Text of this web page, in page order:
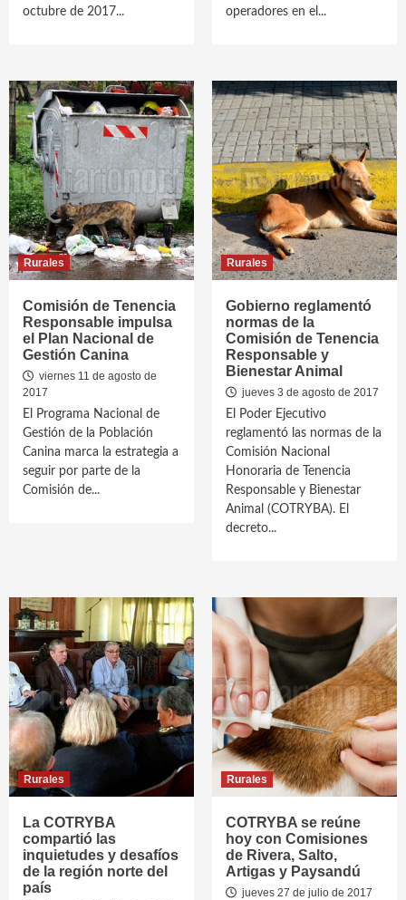
octubre de 2017...
operadores en el...
Rurales
Comisión de Tenencia
Responsable impulsa
el Plan Nacional de
Gestión Canina
viernes 11 de agosto de
2017
El Programa Nacional de
Gestión de la Población
Canina marca la estrategia a
seguir por parte de la
Comisión de...
Rurales
Gobierno reglamentó
normas de la
Comisión de Tenencia
Responsable y
Bienestar Animal
jueves 3 de agosto de 2017
El Poder Ejecutivo
reglamentó las normas de la
Comisión Nacional
Honoraria de Tenencia
Responsable y Bienestar
Animal (COTRYBA). El
decreto...
Rurales
La COTRYBA
compartió las
inquietudes y desafíos
de la región norte del
país
Rurales
COTRYBA se reúne
hoy con Comisiones
de Rivera, Salto,
Artigas y Paysandú
jueves 27 de julio de 2017